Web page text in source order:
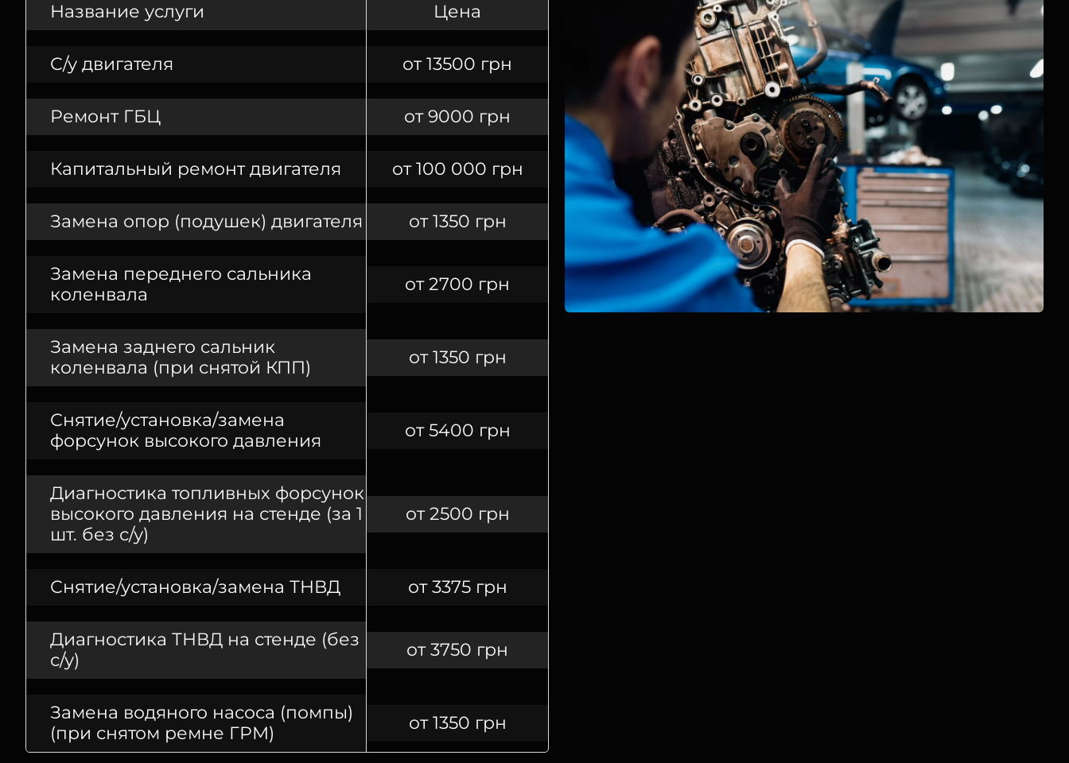
Название услуги Цена
С/у двигателя от 13500 грн
Ремонт ГБЦ от 9000 грн
Капитальный ремонт двигателя от 100 000 грн
Замена опор (подушек) двигателя от 1350 грн
Замена переднего сальника
коленвала
от 2700 грн
Замена заднего сальник
коленвала (при снятой КПП)
от 1350 грн
Снятие/установка/замена
форсунок высокого давления
от 5400 грн
Диагностика топливных форсунок
высокого давления на стенде (за 1
шт. без с/у)
от 2500 грн
Снятие/установка/замена ТНВД от 3375 грн
Диагностика ТНВД на стенде (без
с/у)
от 3750 грн
Замена водяного насоса (помпы)
(при снятом ремне ГРМ)
от 1350 грн